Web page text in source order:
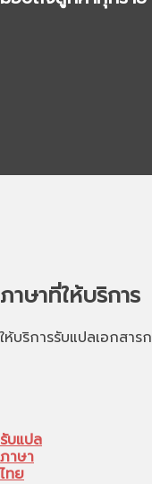
ภาษาที่ให้บริการ
ให้บริการรับแปลเอกสา
รับแปล
ภาษา
ไทย